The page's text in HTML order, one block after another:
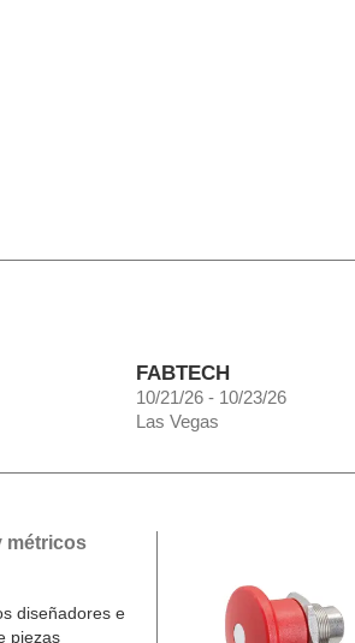
FABTECH
10/21/26 - 10/23/26
Las Vegas
métricos
diseñadores e
piezas